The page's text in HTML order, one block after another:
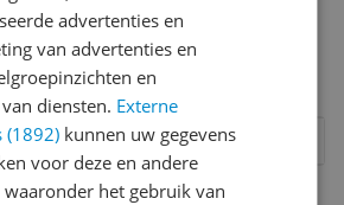
product?
8
7
6
5
4
Vraag 1 van 4
advertenties en
van advertenties en
en
diensten. Externe
(1892) kunnen uw gegevens
voor deze en andere
het gebruik van